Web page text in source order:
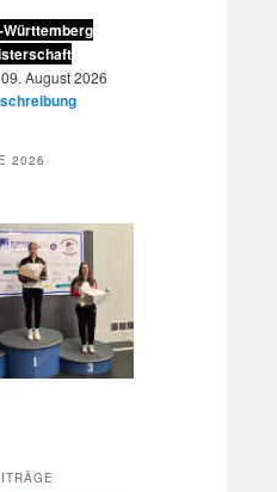
Württemberg
August 2026
2026